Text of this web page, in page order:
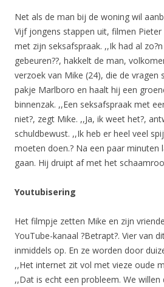
Net als de man bij de woning wil
Vijf jongens stappen uit, filmen
met zijn seksafspraak. ,,Ik had al
gebeuren??, hakkelt de man,
verzoek van Mike (24), die de
pakje Marlboro en haalt hij een
binnenzak. ,,Een seksafspraak met
niet?, zegt Mike. ,,Ja, ik weet het?,
schuldbewust. ,,Ik heb er heel veel
moeten doen.? Na een paar minuten
gaan. Hij druipt af met het
Youtubisering
Het filmpje zetten Mike en zijn
YouTube-kanaal ?Betrapt?. Vier van
inmiddels op. En ze worden door
,,Het internet zit vol met vieze oude
,,Dat is echt een probleem. We willen